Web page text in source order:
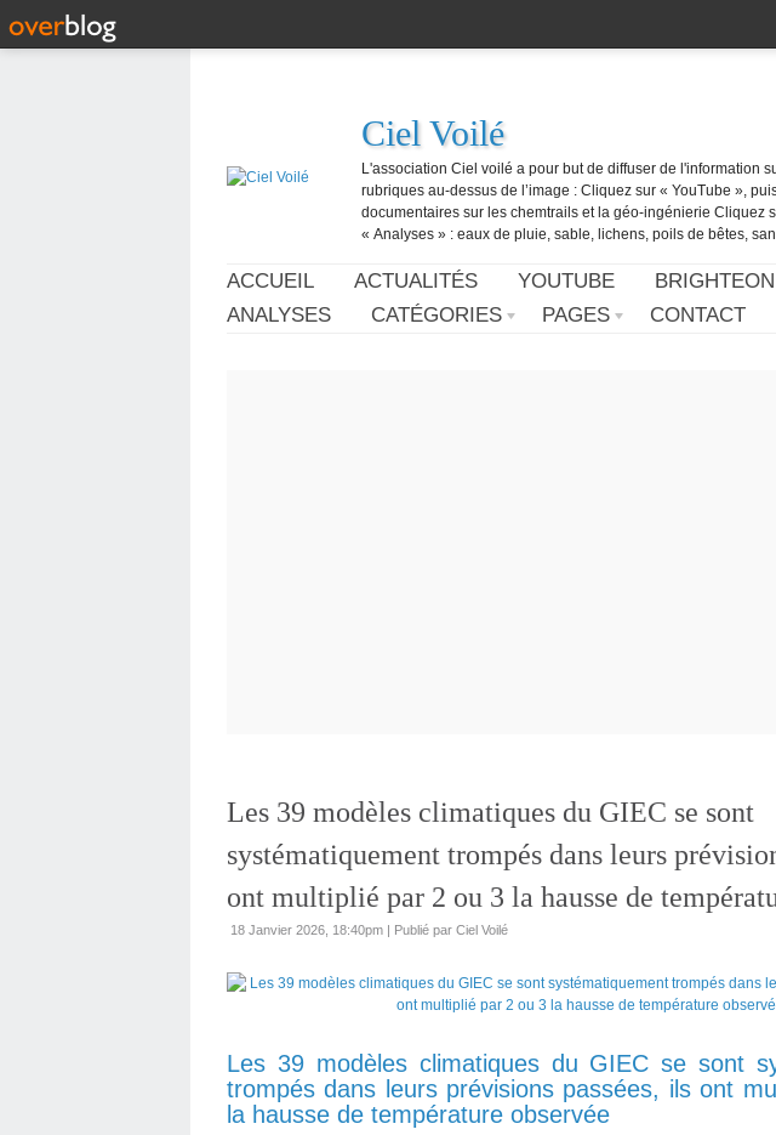
Ciel Voilé
L'association Ciel voilé a pour but de diffuser de l'information
rubriques au-dessus de l’image : Cliquez sur « YouTube »,
documentaires sur les chemtrails et la géo-ingénierie
« Analyses » : eaux de pluie, sable, lichens, poils de bêtes,
ACCUEIL ACTUALITÉS YOUTUBE BRIGHTEON
ANALYSES
CATÉGORIES PAGES CONTACT
Les 39 modèles climatiques du GIEC se sont
systématiquement trompés dans leurs
ont multiplié par 2 ou 3 la hausse de
18 Janvier 2026, 18:40pm | Publié par Ciel Voilé
Les 39 modèles climatiques du GIEC se sont
trompés dans leurs prévisions passées, ils ont
la hausse de température observée